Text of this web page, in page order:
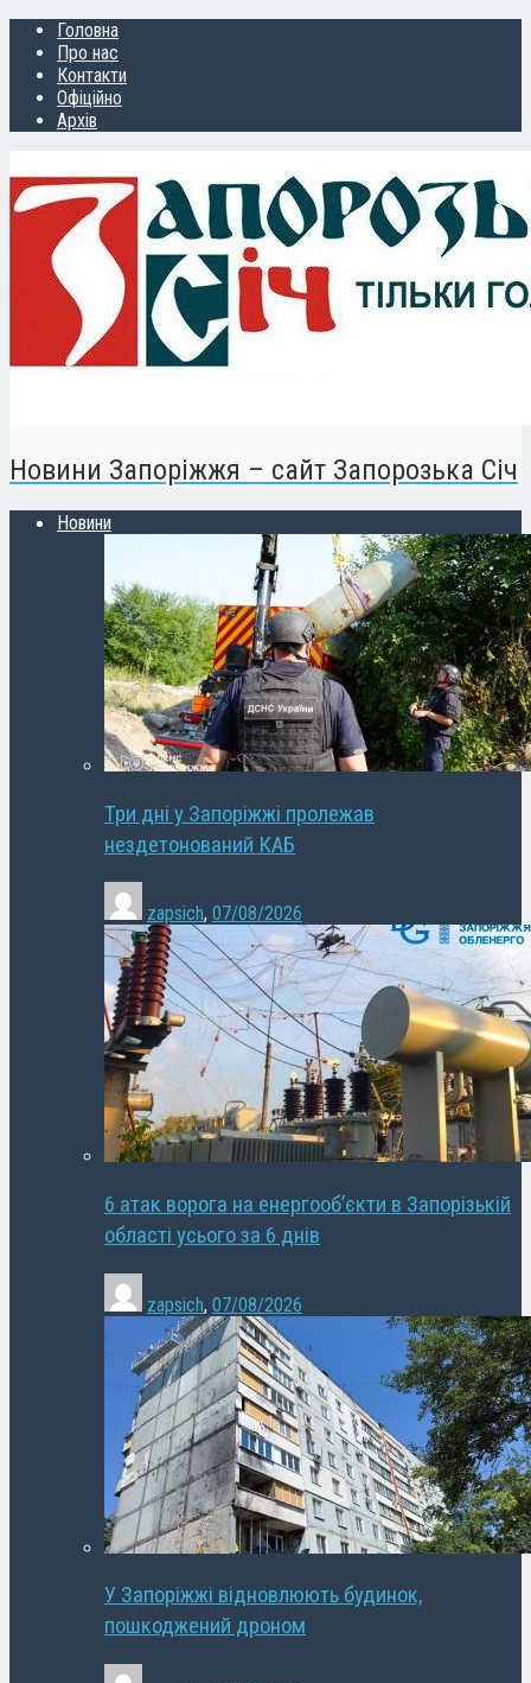
Головна
Про нас
Контакти
Офіційно
Архів
Новини Запоріжжя – сайт Запорозька Січ
Новини
Три дні у Запоріжжі пролежав
нездетонований КАБ
zapsich, 07/08/2026
6 атак ворога на енергооб’єкти в Запорізькій
області усього за 6 днів
zapsich, 07/08/2026
У Запоріжжі відновлюють будинок,
пошкоджений дроном